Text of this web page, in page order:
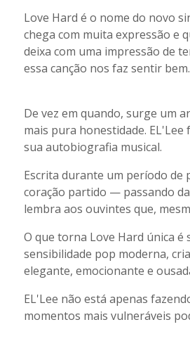
Love Hard é o nome do novo
chega com muita expressão e
deixa com uma impressão de
essa canção nos faz sentir bem.
De vez em quando, surge um
mais pura honestidade.
sua autobiografia musical.
Escrita durante um período de
coração partido — passando
lembra aos ouvintes que,
O que torna Love Hard única é
sensibilidade pop moderna,
elegante, emocionante e
EL'Lee não está apenas
momentos mais vulneráveis